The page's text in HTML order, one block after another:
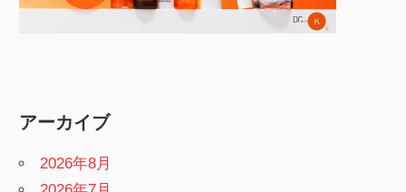
アーカイブ
2026年8月